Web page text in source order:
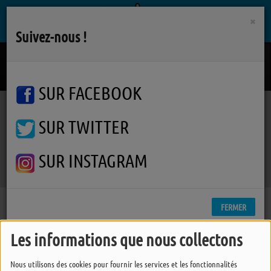
Les informations que nous collectons
Nous utilisons des cookies pour fournir les services et les fonctionnalités
Podcasts Phil's Music Phil's Music
Phil's Music
×
Suivez-nous !
SUR FACEBOOK
SUR TWITTER
SUR INSTAGRAM
FERMER